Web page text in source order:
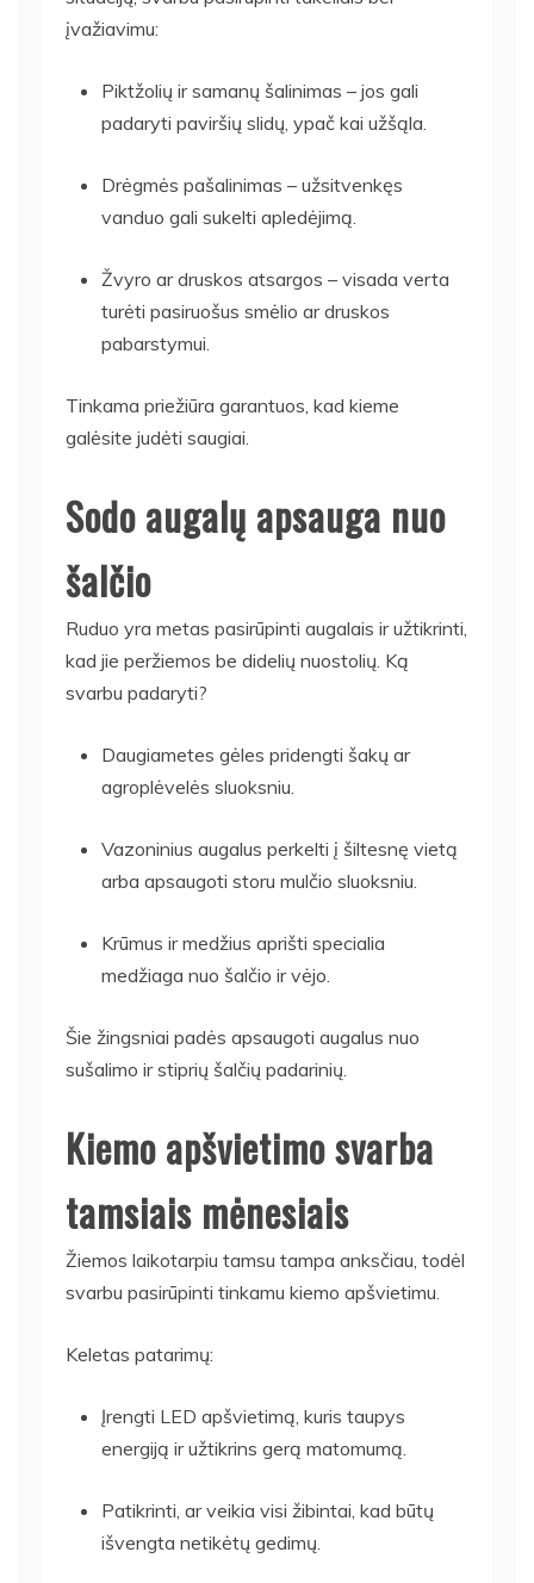
įvažiavimu:
Piktžolių ir samanų šalinimas – jos gali
padaryti paviršių slidų, ypač kai užšąla.
Drėgmės pašalinimas – užsitvenkęs
vanduo gali sukelti apledėjimą.
Žvyro ar druskos atsargos – visada verta
turėti pasiruošus smėlio ar druskos
pabarstymui.
Tinkama priežiūra garantuos, kad kieme
galėsite judėti saugiai.
Sodo augalų apsauga nuo
šalčio
Ruduo yra metas pasirūpinti augalais ir užtikrinti,
kad jie peržiemos be didelių nuostolių. Ką
svarbu padaryti?
Daugiametes gėles pridengti šakų ar
agroplėvelės sluoksniu.
Vazoninius augalus perkelti į šiltesnę vietą
arba apsaugoti storu mulčio sluoksniu.
Krūmus ir medžius aprišti specialia
medžiaga nuo šalčio ir vėjo.
Šie žingsniai padės apsaugoti augalus nuo
sušalimo ir stiprių šalčių padarinių.
Kiemo apšvietimo svarba
tamsiais mėnesiais
Žiemos laikotarpiu tamsu tampa anksčiau, todėl
svarbu pasirūpinti tinkamu kiemo apšvietimu.
Keletas patarimų:
Įrengti LED apšvietimą, kuris taupys
energiją ir užtikrins gerą matomumą.
Patikrinti, ar veikia visi žibintai, kad būtų
išvengta netikėtų gedimų.